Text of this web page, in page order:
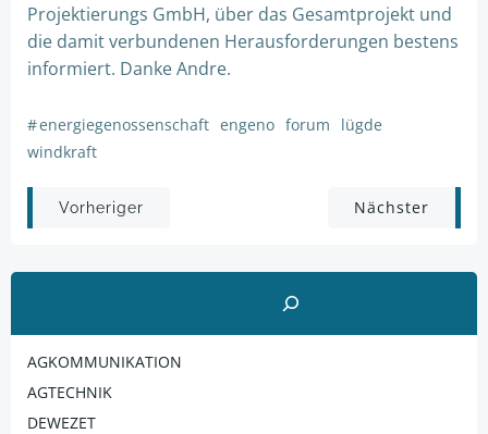
Projektierungs GmbH, über das Gesamtprojekt und
die damit verbundenen Herausforderungen bestens
informiert. Danke Andre.
#energiegenossenschaft engeno forum
lügde
windkraft
Post
navigation
Vorheriger
navigation
Nächster
Suchen
AGKOMMUNIKATION
AGTECHNIK
DEWEZET